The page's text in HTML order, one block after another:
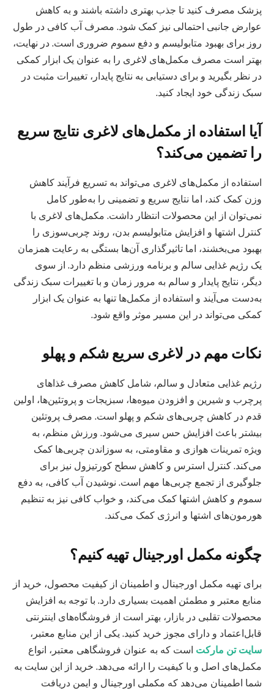
پزشک مصرف کنید تا جذب بهتری داشته باشند و به کاهش
عوارض جانبی احتمالی نیز کمک شود. مصرف آب کافی در طول
روز برای بهبود متابولیسم و دفع سموم ضروری است. در نهایت،
بهتر است مصرف مکمل‌های لاغری را به عنوان یک ابزار کمکی
در نظر بگیرید و برای دستیابی به نتایج پایدار، تغییرات مثبت در
سبک زندگی خود ایجاد کنید.
آیا استفاده از مکمل‌های لاغری نتایج سریع
را تضمین می‌کند؟
استفاده از مکمل‌های لاغری می‌تواند به تسریع فرآیند کاهش
وزن کمک کند، اما نتایج سریع و تضمینی را به‌طور کامل
نمی‌توان از این محصولات انتظار داشت. مکمل‌های لاغری با
کنترل اشتها و افزایش متابولیسم بدن، روند چربی‌سوزی را
بهبود می‌بخشند، اما تاثیرگذاری آن‌ها بستگی به رعایت همزمان
یک رژیم غذایی سالم و برنامه ورزشی منظم دارد. از سوی
دیگر، نتایج پایدار و سالم به مرور زمان و با تغییرات سبک زندگی
به‌دست می‌آیند و استفاده از مکمل‌ها تنها به عنوان یک ابزار
کمکی می‌تواند در این مسیر موثر واقع شود.
نکات مهم در لاغری سریع شکم و پهلو
رژیم غذایی متعادل و سالم، شامل کاهش مصرف غذاهای
پرچرب و شیرین و افزودن میوه‌ها، سبزیجات و پروتئین‌ها، اولین
قدم در کاهش چربی‌های شکم و پهلو است. مصرف پروتئین
بیشتر باعث افزایش حس سیری می‌شود. ورزش منظم، به
ویژه تمرینات هوازی و مقاومتی، به سوزاندن چربی‌ها کمک
می‌کند. کنترل استرس و کاهش سطح کورتیزول نیز برای
جلوگیری از تجمع چربی‌ها مهم است. نوشیدن آب کافی، به دفع
سموم و کاهش اشتها کمک می‌کند، و خواب کافی نیز به تنظیم
هورمون‌های اشتها و انرژی کمک می‌کند.
چگونه مکمل اورجینال تهیه کنیم؟
برای تهیه مکمل اورجینال و اطمینان از کیفیت محصول، خرید از
منابع معتبر و مطمئن اهمیت بسیاری دارد. با توجه به افزایش
محصولات تقلبی در بازار، بهتر است از فروشگاه‌های اینترنتی
قابل‌اعتماد و دارای مجوز خرید کنید. یکی از این منابع معتبر،
سایت تن مارکت است که به عنوان فروشگاهی معتبر، انواع
مکمل‌های اصل و با کیفیت را ارائه می‌دهد. خرید از این سایت به
شما اطمینان می‌دهد که مکملی اورجینال و ایمن دریافت